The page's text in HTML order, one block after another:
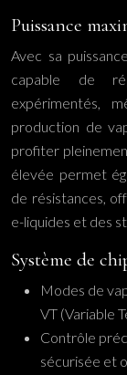
Puissance
Avec sa
capable de
expérimentés,
production de
profiter
élevée permet
de résistances,
e-liquides et des
Système de
Modes de
VT (Variable
Contrôle
sécurisée et